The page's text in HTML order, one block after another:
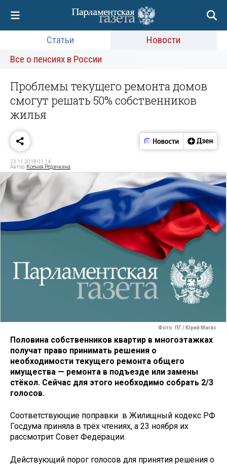
Статьи
Новости
Все о пенсиях в России
Проблемы текущего ремонта домов
смогут решать 50% собственников
жилья
23.11.2018 01:14
Автор: Ксения Редичкина
Фото: ПГ / Юрий Магас
Половина собственников квартир в многоэтажках
получат право принимать решения о
необходимости текущего ремонта общего
имущества — ремонта в подъезде или замены
стёкол. Сейчас для этого необходимо собрать 2/3
голосов.
Соответствующие поправки в Жилищный кодекс РФ
Госдума приняла в трёх чтениях, а 23 ноября их
рассмотрит Совет Федерации.
Действующий порог голосов для принятия решения о